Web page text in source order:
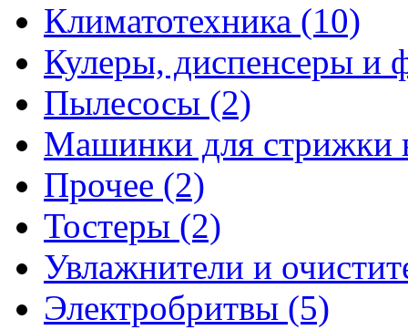
Климатотехника (10)
Кулеры, диспенсеры и
Пылесосы (2)
Машинки для стрижки
Прочее (2)
Тостеры (2)
Увлажнители и
Электробритвы (5)